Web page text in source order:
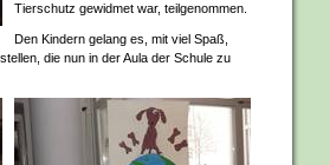
Tierschutz gewidmet war, teilgenommen.
Den Kindern gelang es, mit viel Spaß,
die nun in der Aula der Schule zu